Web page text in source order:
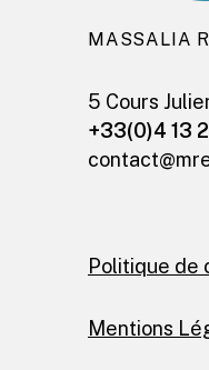
MASSALIA
5 Cours
+33(0)4 13
Politique de
Mentions